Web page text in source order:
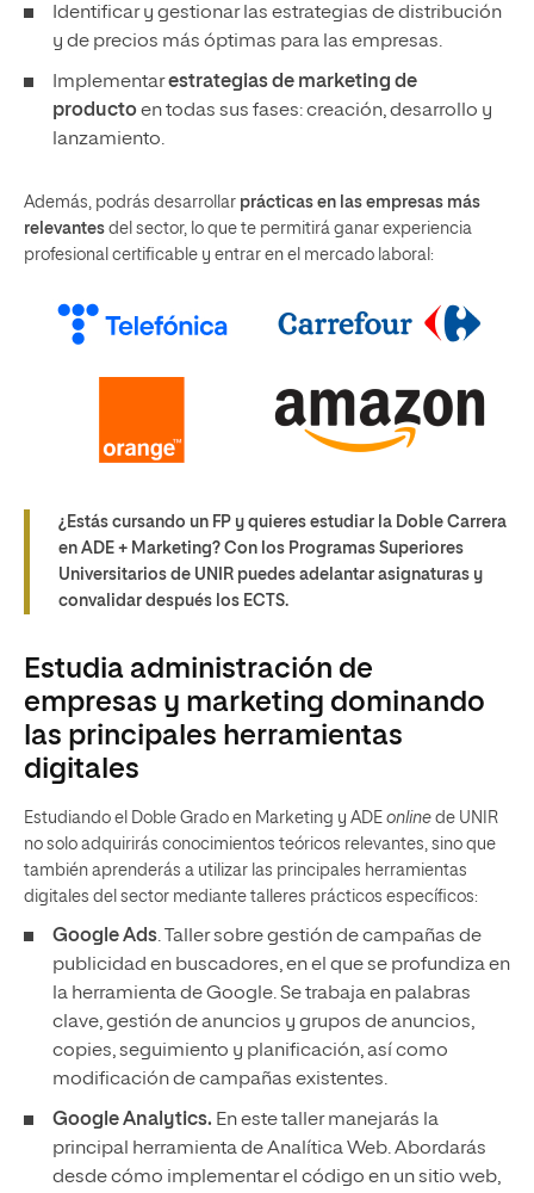
Identificar y gestionar las estrategias de distribución
y de precios más óptimas para las empresas.
Implementarestrategias de marketing de
productoen todas sus fases: creación, desarrollo y
lanzamiento.
Además, podrás desarrollar prácticas en las empresas más
relevantes del sector, lo que te permitirá ganar experiencia
profesional certificable y entrar en el mercado laboral:
¿Estás cursando un FP y quieres estudiar la Doble Carrera
en ADE + Marketing? Con los Programas Superiores
Universitarios de UNIR puedes adelantar asignaturas y
convalidar después los ECTS.
Estudia administración de
empresas y marketing dominando
las principales herramientas
digitales
Estudiando el Doble Grado en Marketing y ADE online de UNIR
no solo adquirirás conocimientos teóricos relevantes, sino que
también aprenderás a utilizar las principales herramientas
digitales del sector mediante talleres prácticos específicos:
Google Ads. Taller sobre gestión de campañas de
publicidad en buscadores, en el que se profundiza en
la herramienta de Google. Se trabaja en palabras
clave, gestión de anuncios y grupos de anuncios,
copies, seguimiento y planificación, así como
modificación de campañas existentes.
Google Analytics. En este taller manejarás la
principal herramienta de Analítica Web. Abordarás
desde cómo implementar el código en un sitio web,